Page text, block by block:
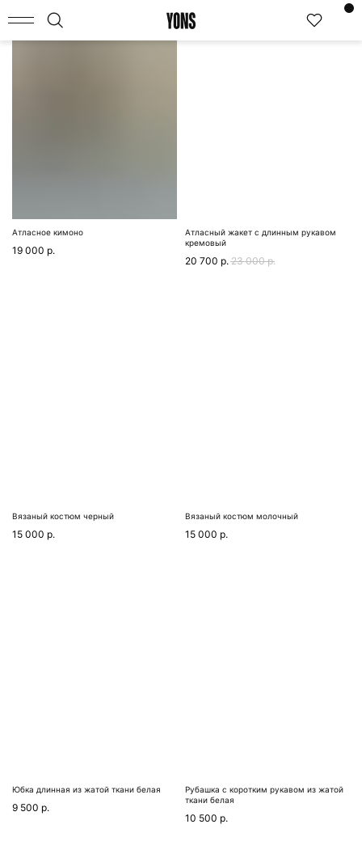
Атласное кимоно
19 000 р.
Атласный жакет с длинным рукавом
кремовый
20 700 р. 23 000 р.
Вязаный костюм черный
15 000 р.
Вязаный костюм молочный
15 000 р.
Юбка длинная из жатой ткани белая
9 500 р.
Рубашка с коротким рукавом из жатой
ткани белая
10 500 р.